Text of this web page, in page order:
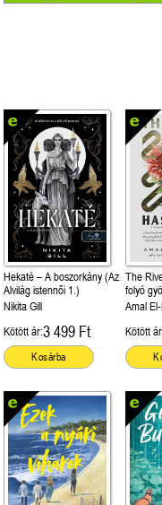
Hekaté – A boszorkány (Az
Alvilág istennői 1.)
Nikita Gill
Kötött ár:3 499 Ft
Kosárba
The
folyó
Amal
Kötött